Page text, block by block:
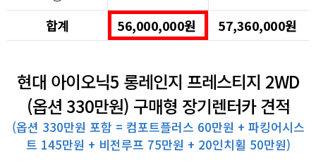
합계
56,000,000원 57,360,000원
현대 아이오닉5 롱레인지 프레스티지 2WD
(옵션 330만원) 구매형 장기렌터카 견적
(옵션 330만원 포함 = 컴포트플러스 60만원 + 파킹어시스
트 145만원 + 비전루프 75만원 + 20인치휠 50만원)